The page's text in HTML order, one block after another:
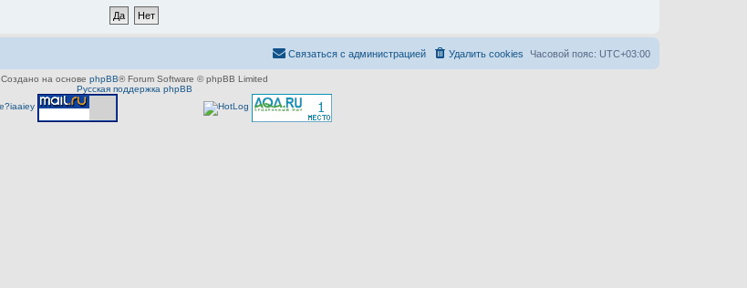
Часовой пояс: UTC+03:00
Удалить cookies
Связаться с администрацией
Создано на основе phpBB® Forum Software © phpBB Limited
Русская поддержка phpBB